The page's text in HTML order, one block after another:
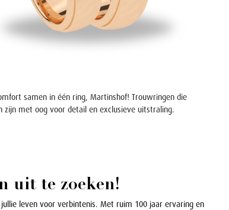
samen in één ring, Martinshof! Trouwringen die
zijn met oog voor detail en exclusieve uitstraling.
uit te zoeken!
leven voor verbintenis. Met ruim 100 jaar ervaring en